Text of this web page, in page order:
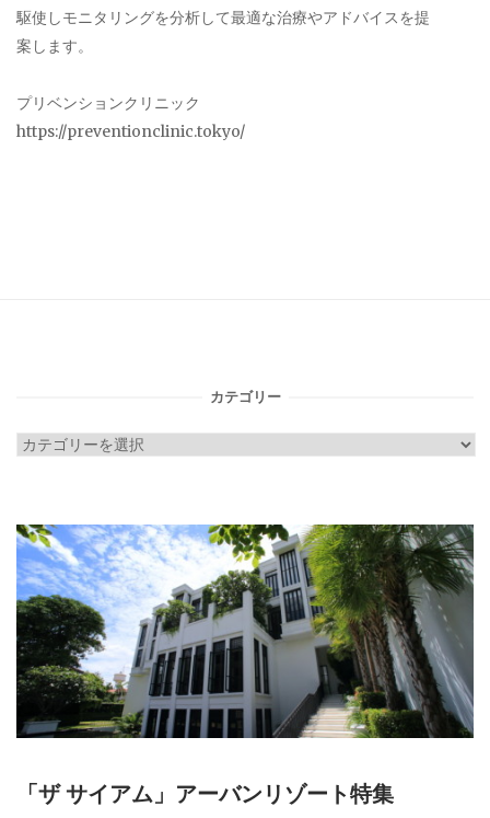
駆使しモニタリングを分析して最適な治療やアドバイスを提
案します。
プリベンションクリニック
https://preventionclinic.tokyo/
カテゴリー
カ
リ
ー
「ザ サイアム」アーバンリゾート特集